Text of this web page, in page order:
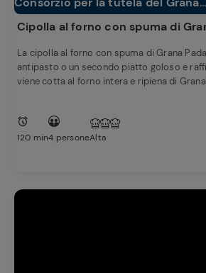
Padano
Antipasti
Cipolla al forno con spuma di
La cipolla al forno con spuma di Grana
antipasto o un secondo piatto goloso e
viene cotta al forno intera e ripiena di
120 min4 personeAlta